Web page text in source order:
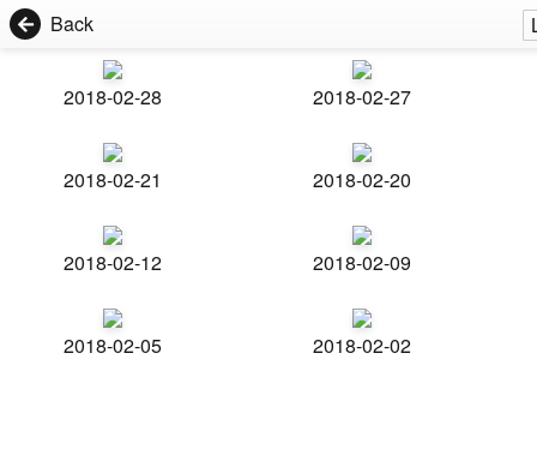
Back
2018-02-28 2018-02-27
2018-02-21 2018-02-20
2018-02-12 2018-02-09
2018-02-05 2018-02-02